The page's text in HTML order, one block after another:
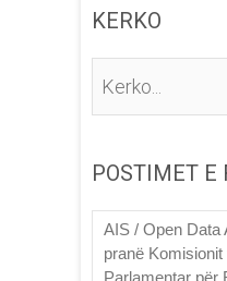
KERKO
POSTIMET E
AIS / Open Data
pranë
Parlamentar për